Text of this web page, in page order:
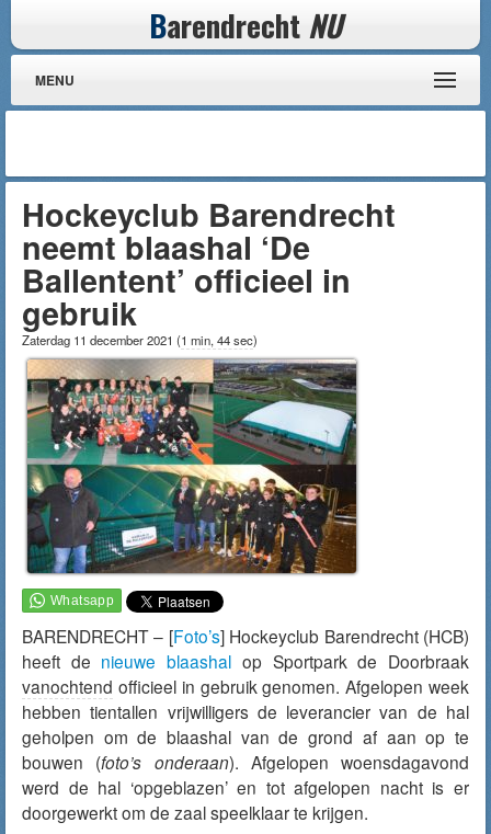
Barendrecht NU
MENU
Hockeyclub Barendrecht
neemt blaashal ‘De
Ballentent’ officieel in
gebruik
Zaterdag 11 december 2021 (1 min, 44 sec)
BARENDRECHT – [Foto’s] Hockeyclub Barendrecht (HCB)
heeft de nieuwe blaashal op Sportpark de Doorbraak
vanochtend officieel in gebruik genomen. Afgelopen week
hebben tientallen vrijwilligers de leverancier van de hal
geholpen om de blaashal van de grond af aan op te
bouwen (foto’s onderaan). Afgelopen woensdagavond
werd de hal ‘opgeblazen’ en tot afgelopen nacht is er
doorgewerkt om de zaal speelklaar te krijgen.